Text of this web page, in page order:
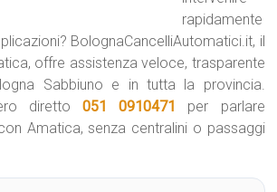
rapidamente
BolognaCancelliAutomatici.it, il
offre assistenza veloce, trasparente
Sabbiuno e in tutta la provincia.
diretto051 0910471
per parlare
Amatica, senza centralini o passaggi